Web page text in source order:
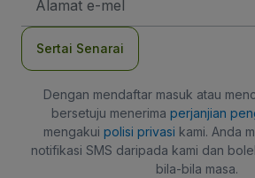
E-
Sertai Senarai
Dengan mendaftar masuk atau
bersetuju menerima perjanjian
mengakui polisi privasi kami. Anda
notifikasi SMS daripada kami dan
bila-bila masa.